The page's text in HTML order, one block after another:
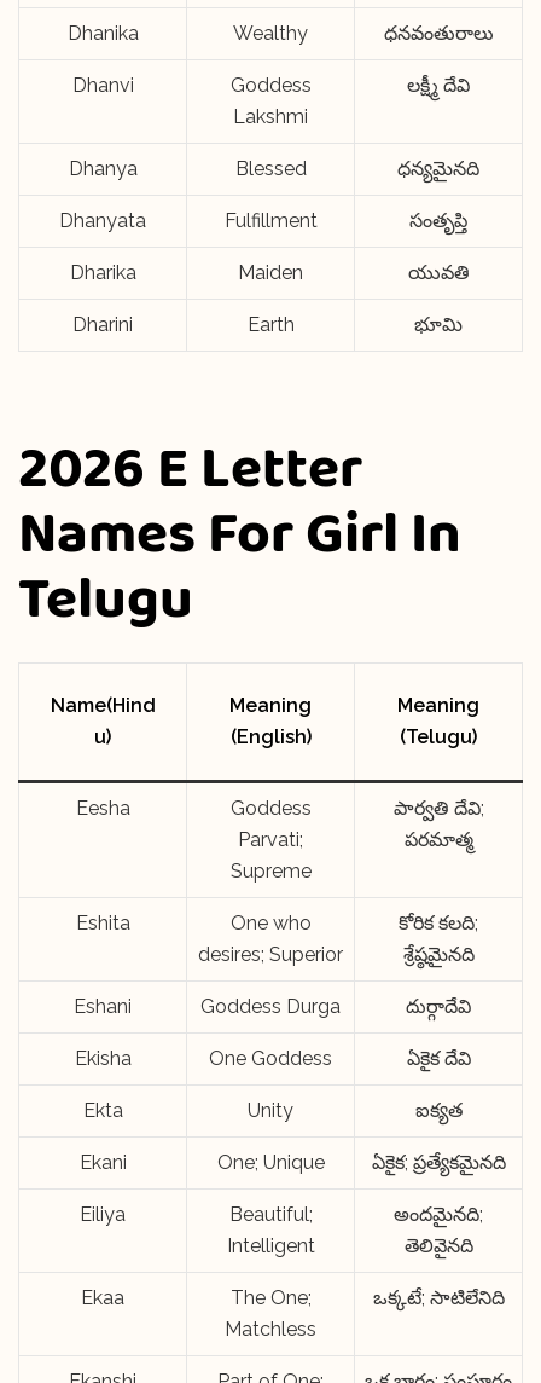
Dhanika Wealthy ధనవంతురాలు
Dhanvi
Goddess
Lakshmi
లక్ష్మీ దేవి
Dhanya Blessed ధన్యమైనది
Dhanyata Fulfillment సంతృప్తి
Dharika Maiden యువతి
Dharini Earth భూమి
2026 E Letter
Names For Girl In
Telugu
Name(Hind
u)
Meaning
(English)
Meaning
(Telugu)
Eesha
Goddess
Parvati;
Supreme
పార్వతి దేవి;
పరమాత్మ
Eshita
One who
desires; Superior
కోరిక కలది;
శ్రేష్ఠమైనది
Eshani Goddess Durga దుర్గాదేవి
Ekisha One Goddess ఏకైక దేవి
Ekta Unity ఐక్యత
Ekani One; Unique ఏకైక; ప్రత్యేకమైనది
Eiliya
Beautiful;
Intelligent
అందమైనది;
తెలివైనది
Ekaa
The One;
Matchless
ఒక్కటే; సాటిలేనిది